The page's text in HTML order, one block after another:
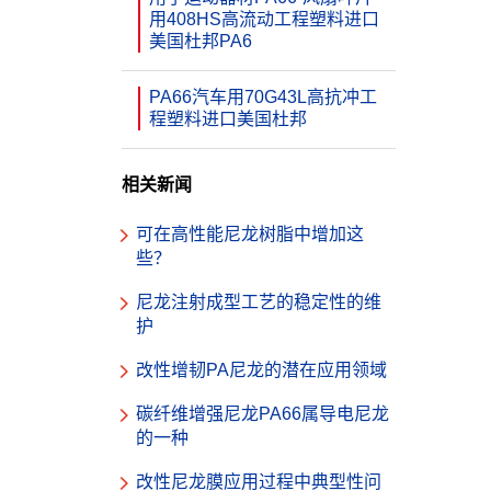
用408HS高流动工程塑料进口
美国杜邦PA6
PA66汽车用70G43L高抗冲工
程塑料进口美国杜邦
相关新闻
可在高性能尼龙树脂中增加这
些？
尼龙注射成型工艺的稳定性的维
护
改性增韧PA尼龙的潜在应用领域
碳纤维增强尼龙PA66属导电尼龙
的一种
改性尼龙膜应用过程中典型性问